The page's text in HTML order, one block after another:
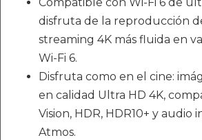
Compatible con Wi-Fi 6 de
disfruta de la reproducción
streaming 4K más fluida en
Wi-Fi 6.
Disfruta como en el cine:
en calidad Ultra HD 4K,
Vision, HDR, HDR10+ y audio
Atmos.